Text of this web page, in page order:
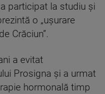
participat la studiu și
o „ușurare
Crăciun”.
a evitat
Prosigna și a urmat
hormonală timp